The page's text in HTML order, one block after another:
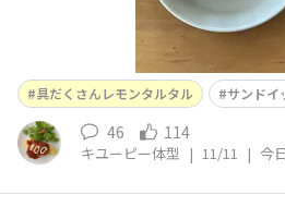
具だくさんレモンタルタル サンドイ
46 114
キユーピー体型 | 11/11 | 今